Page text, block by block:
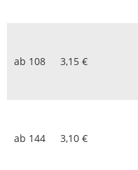
ab 108 3,15 €
ab 144 3,10 €